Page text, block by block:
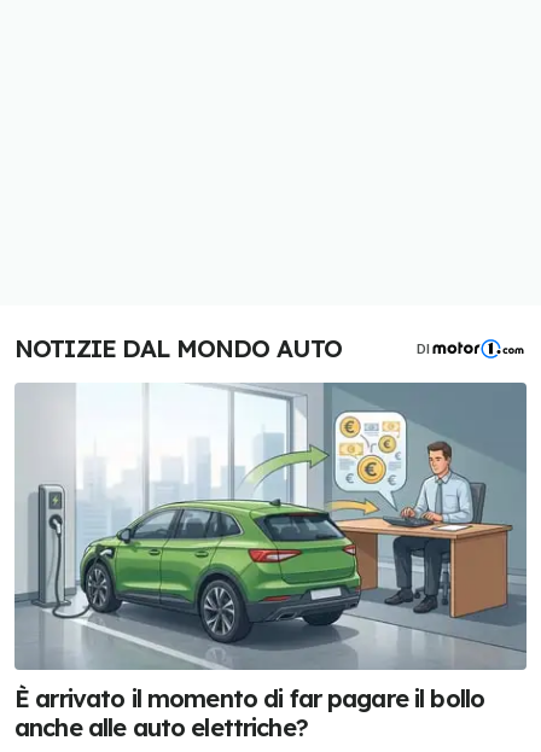
NOTIZIE DAL MONDO AUTO DI
È arrivato il momento di far pagare il bollo
anche alle auto elettriche?